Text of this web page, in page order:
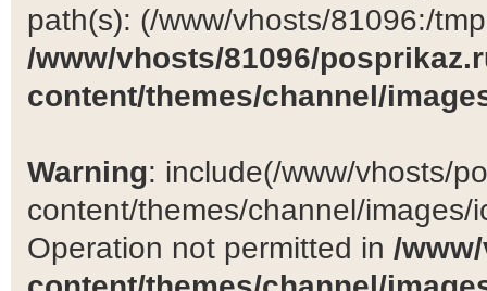
path(s): (/www/vhosts/81096:/
/www/vhosts/81096/
content/themes/channel/
Warning: include(/www/vhosts/
content/themes/channel/
Operation not permitted in /